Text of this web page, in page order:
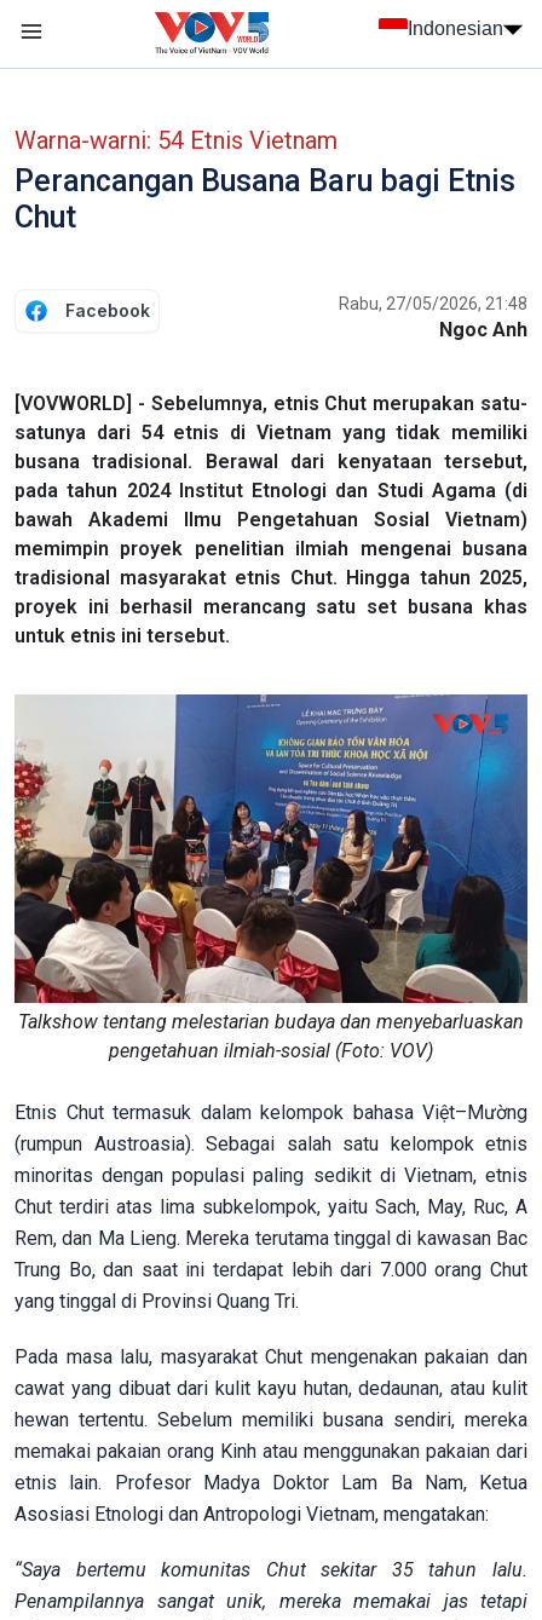
Indonesian
Warna-warni: 54 Etnis Vietnam
Perancangan Busana Baru bagi Etnis
Chut
Facebook Rabu, 27/05/2026, 21:48
Ngoc Anh
[VOVWORLD] - Sebelumnya, etnis Chut merupakan satu-
satunya dari 54 etnis di Vietnam yang tidak memiliki
busana tradisional. Berawal dari kenyataan tersebut,
pada tahun 2024 Institut Etnologi dan Studi Agama (di
bawah Akademi Ilmu Pengetahuan Sosial Vietnam)
memimpin proyek penelitian ilmiah mengenai busana
tradisional masyarakat etnis Chut. Hingga tahun 2025,
proyek ini berhasil merancang satu set busana khas
untuk etnis ini tersebut.
Talkshow tentang melestarian budaya dan menyebarluaskan
pengetahuan ilmiah-sosial (Foto: VOV)
Etnis Chut termasuk dalam kelompok bahasa Việt–Mường
(rumpun Austroasia). Sebagai salah satu kelompok etnis
minoritas dengan populasi paling sedikit di Vietnam, etnis
Chut terdiri atas lima subkelompok, yaitu Sach, May, Ruc, A
Rem, dan Ma Lieng. Mereka terutama tinggal di kawasan Bac
Trung Bo, dan saat ini terdapat lebih dari 7.000 orang Chut
yang tinggal di Provinsi Quang Tri.
Pada masa lalu, masyarakat Chut mengenakan pakaian dan
cawat yang dibuat dari kulit kayu hutan, dedaunan, atau kulit
hewan tertentu. Sebelum memiliki busana sendiri, mereka
memakai pakaian orang Kinh atau menggunakan pakaian dari
etnis lain. Profesor Madya Doktor Lam Ba Nam, Ketua
Asosiasi Etnologi dan Antropologi Vietnam, mengatakan:
“Saya bertemu komunitas Chut sekitar 35 tahun lalu.
Penampilannya sangat unik, mereka memakai jas tetapi